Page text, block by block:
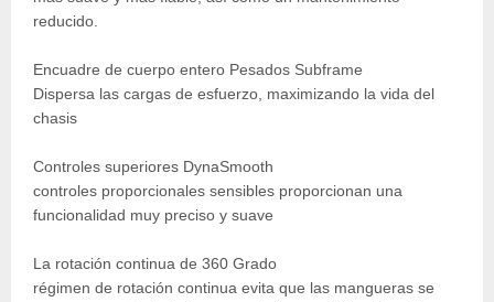
reducido.
Encuadre de cuerpo entero Pesados Subframe
Dispersa las cargas de esfuerzo, maximizando la vida del
chasis
Controles superiores DynaSmooth
controles proporcionales sensibles proporcionan una
funcionalidad muy preciso y suave
La rotación continua de 360 Grado
régimen de rotación continua evita que las mangueras se